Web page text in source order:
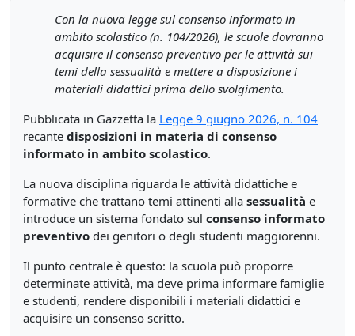
Con la nuova legge sul consenso informato in
ambito scolastico (n. 104/2026), le scuole dovranno
acquisire il consenso preventivo per le attività sui
temi della sessualità e mettere a disposizione i
materiali didattici prima dello svolgimento.
Pubblicata in Gazzetta la Legge 9 giugno 2026, n. 104
recante disposizioni in materia di consenso
informato in ambito scolastico.
La nuova disciplina riguarda le attività didattiche e
formative che trattano temi attinenti alla sessualità e
introduce un sistema fondato sul consenso informato
preventivo dei genitori o degli studenti maggiorenni.
Il punto centrale è questo: la scuola può proporre
determinate attività, ma deve prima informare famiglie
e studenti, rendere disponibili i materiali didattici e
acquisire un consenso scritto.